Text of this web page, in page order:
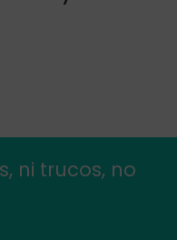
ni trucos, no